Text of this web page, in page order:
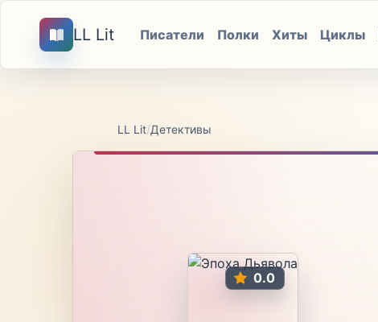
LL Lit Писатели Полки Хиты Циклы
LL Lit/Детективы
0.0